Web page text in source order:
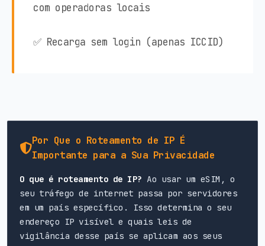
com operadoras locais
✅ Recarga sem login (apenas ICCID)
Por Que o Roteamento de IP É
Importante para a Sua Privacidade
O que é roteamento de IP? Ao usar um eSIM, o
seu tráfego de internet passa por servidores
em um país específico. Isso determina o seu
endereço IP visível e quais leis de
vigilância desse país se aplicam aos seus